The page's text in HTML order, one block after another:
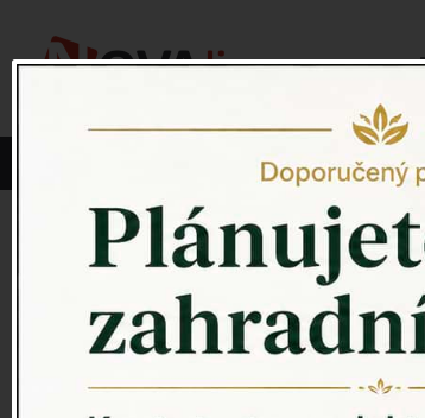
Vyberte si kategorii: NOVINKY
PÍTKO PRO PTÁKY
ZAHRADNÍ SOCHY
ZAHRADNÍ UMYVADLA
PTAČÍ BUDKY
Litinové škrabáky na boty